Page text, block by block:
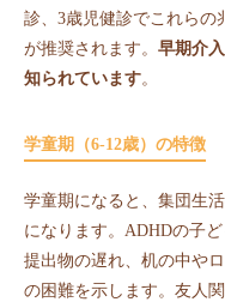
診、3歳児健診でこれらの
が推奨されます。 早期介
知られています。
学童期（6-12歳）の特徴
学童期になると、集団生
になります。ADHDの子
提出物の遅れ、机の中や
の困難を示します。友人